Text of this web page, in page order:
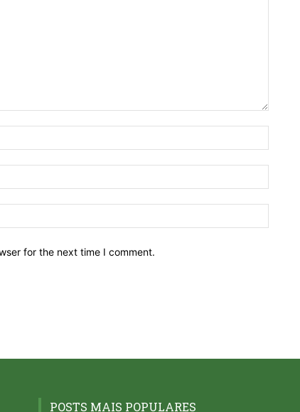
for the next time I comment.
POSTS MAIS POPULARES